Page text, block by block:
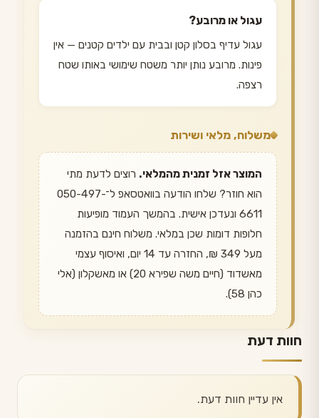
עגול או מרובע?
עגול עדיף בסלון קטן ובבית עם ילדים קטנים — אין
פינות. מרובע נותן יותר משטח שימושי באותו שטח
רצפה.
משלוח, מלאי ושירות
המוצר אזל זמנית מהמלאי. רוצים לדעת מתי
הוא חוזר? שלחו הודעה בוואטסאפ ל־050-497-
6611 ונעדכן אישית. בהמשך העמוד מופיעות
חלופות דומות שכן במלאי. משלוח חינם בהזמנה
מעל 349 ₪, החזרה עד 14 יום, ואיסוף עצמי
מאשדוד (חיים משה שפירא 20) או מאשקלון (אלי
כהן 58).
חוות דעת
אין עדיין חוות דעת.